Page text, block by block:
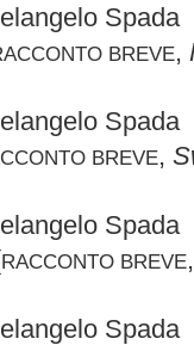
Spada
BREVE,
Spada
BREVE,
Spada
RACCONTO BREVE
Spada